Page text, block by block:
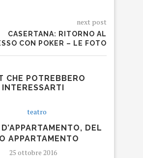
next post
CASERTANA: RITORNO AL
CON POKER – LE FOTO
CHE POTREBBERO
INTERESSARTI
DEL
APPARTAMENTO
25 ottobre 2016